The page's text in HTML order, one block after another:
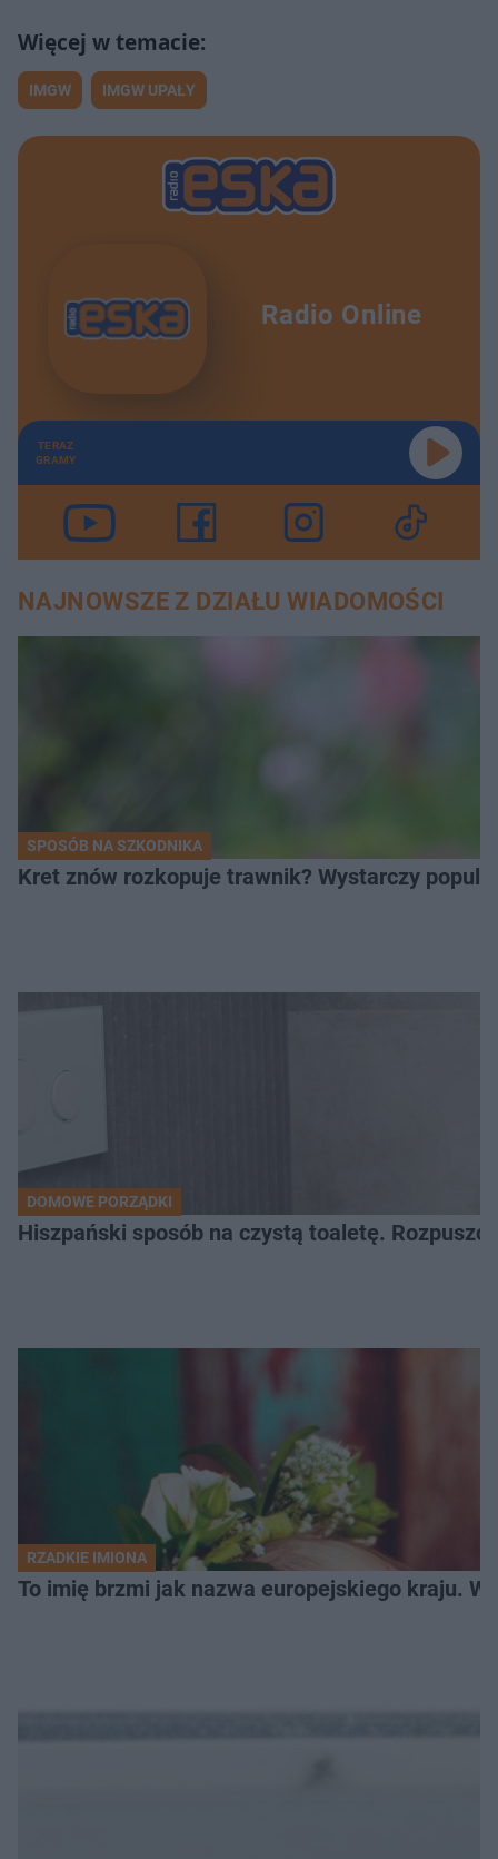
IMGW IMGW UPAŁY
Radio Online
TERAZ
GRAMY
NAJNOWSZE Z DZIAŁU WIADOMOŚCI
SPOSÓB NA SZKODNIKA
Kret znów rozkopuje trawnik? Wystarczy
DOMOWE PORZĄDKI
Hiszpański sposób na czystą toaletę.
RZADKIE IMIONA
To imię brzmi jak nazwa europejskiego kraju.